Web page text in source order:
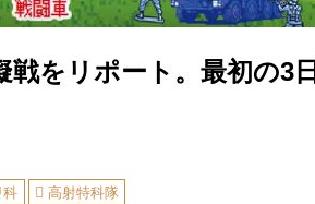
をリポート。最初の3日
科
高射特科隊